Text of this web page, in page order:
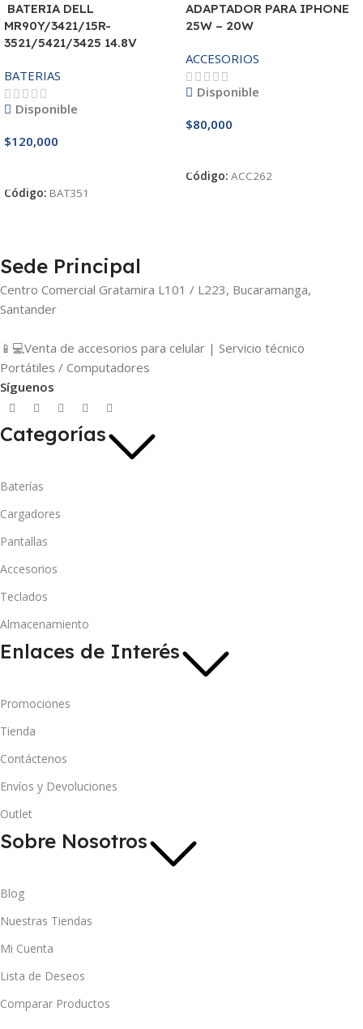
BATERIA DELL
MR90Y/3421/15R-
3521/5421/3425 14.8V
BATERIAS
Disponible
$120,000
Código: BAT351
ADAPTADOR PARA IPHONE
25W – 20W
ACCESORIOS
Disponible
$80,000
Código: ACC262
Sede Principal
Centro Comercial Gratamira L101 / L223, Bucaramanga,
Santander
📱💻Venta de accesorios para celular | Servicio técnico
Portátiles / Computadores
Síguenos
Categorías
Baterías
Cargadores
Pantallas
Accesorios
Teclados
Almacenamiento
Enlaces de Interés
Promociones
Tienda
Contáctenos
Envíos y Devoluciones
Outlet
Sobre Nosotros
Blog
Nuestras Tiendas
Mi Cuenta
Lista de Deseos
Comparar Productos